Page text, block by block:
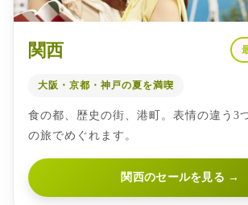
関西
大阪・京都・神戸の夏を満喫
食の都、歴史の街、港町。表情の違う3
の旅でめぐれます。
関西のセールを見る →